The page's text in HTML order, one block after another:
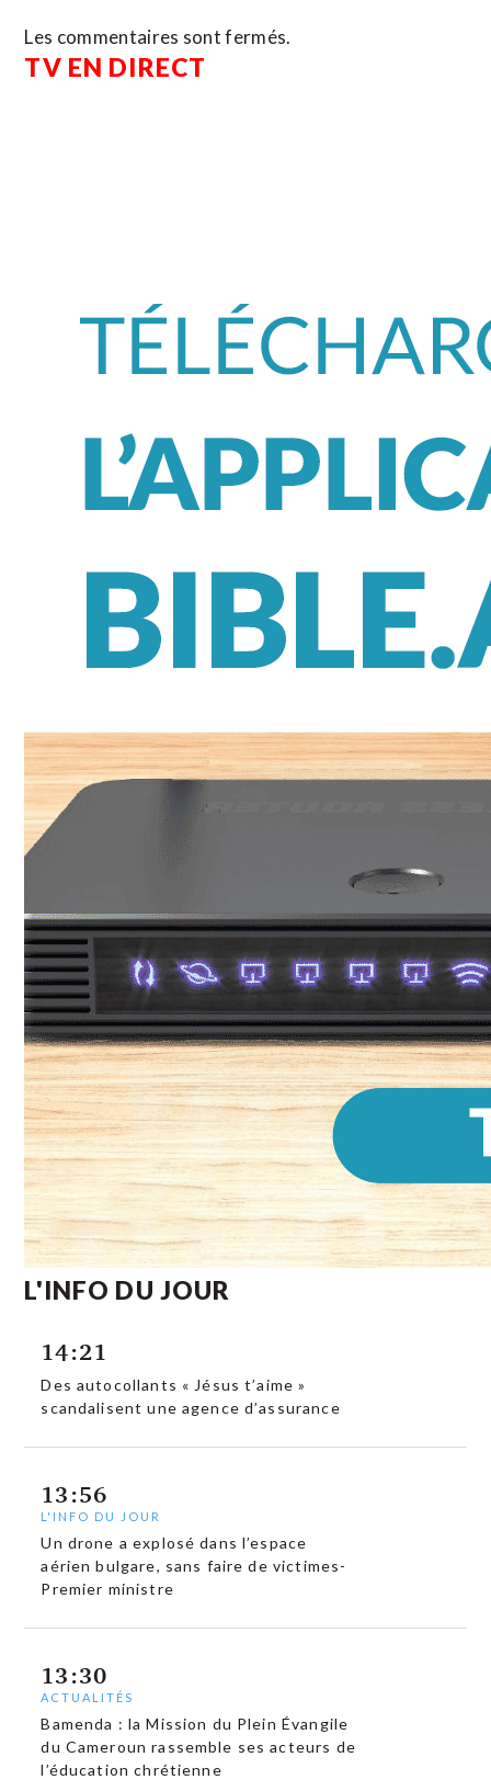
Les commentaires sont fermés.
TV EN DIRECT
L'INFO DU JOUR
14:21
Des autocollants « Jésus t’aime »
scandalisent une agence d’assurance
13:56
L'INFO DU JOUR
Un drone a explosé dans l’espace
aérien bulgare, sans faire de victimes-
Premier ministre
13:30
ACTUALITÉS
Bamenda : la Mission du Plein Évangile
du Cameroun rassemble ses acteurs de
l’éducation chrétienne